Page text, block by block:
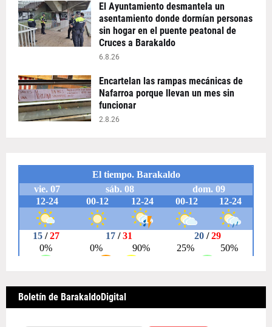
El Ayuntamiento desmantela un
asentamiento donde dormían personas
sin hogar en el puente peatonal de
Cruces a Barakaldo
6.8.26
Encartelan las rampas mecánicas de
Nafarroa porque llevan un mes sin
funcionar
2.8.26
Boletín de BarakaldoDigital